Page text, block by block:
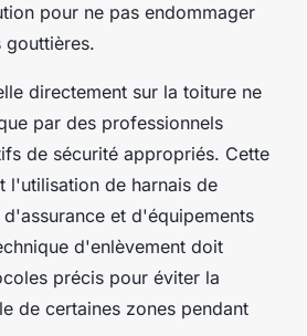
pour ne pas endommager
gouttières.
directement sur la toiture ne
par des professionnels
de sécurité appropriés. Cette
l'utilisation de harnais de
et d'équipements
d'enlèvement doit
précis pour éviter la
de certaines zones pendant